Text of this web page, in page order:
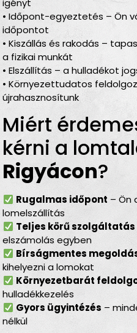
igényt
• Időpont-egyeztetés – Ön
időpontot
• Kiszállás és rakodás –
a fizikai munkát
• Elszállítás – a hulladékot
• Környezettudatos
újrahasznosítunk
Miért
kérni a
Rigyácon?
Rugalmas időpont – Ön
lomelszállítás
Teljes körű szolgáltatás
elszámolás egyben
Bírságmentes
kihelyezni a lomokat
Környezetbarát
hulladékkezelés
Gyors ügyintézés –
nélkül